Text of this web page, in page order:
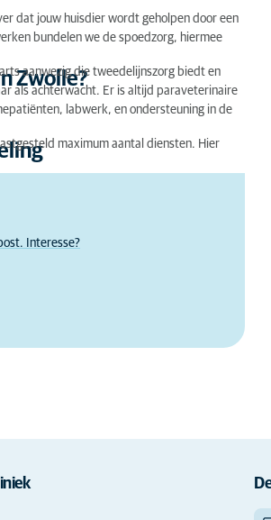
dat jouw huisdier wordt geholpen door een
bundelen we de spoedzorg, hiermee
Zwolle?
aanwezig die tweedelijnszorg biedt en
als achterwacht. Er is altijd paraveterinaire
labwerk, en ondersteuning in de
maximum aantal diensten. Hier
Interesse?